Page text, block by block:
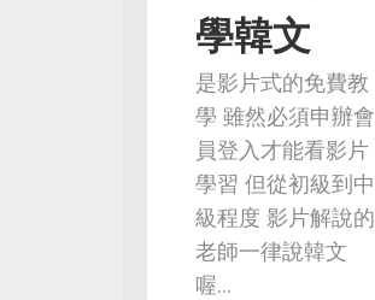
學韓文
是影片式的免費教
學 雖然必須申辦會
員登入才能看影片
學習 但從初級到中
級程度 影片解說的
老師一律說韓文
喔...